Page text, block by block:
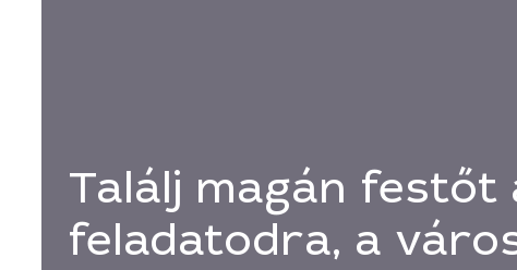
Találj magán festőt
feladatodra, a